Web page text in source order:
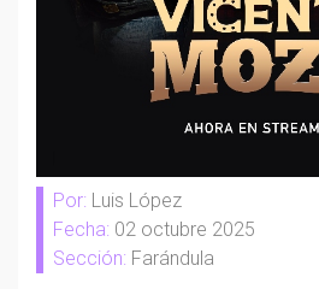
Por: Luis López
Fecha: 02 octubre 2025
Sección: Farándula